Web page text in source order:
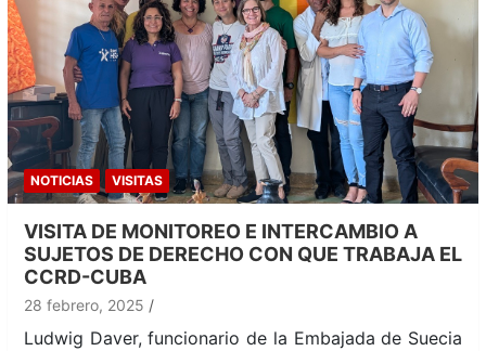
NOTICIAS VISITAS
VISITA DE MONITOREO E INTERCAMBIO A
SUJETOS DE DERECHO CON QUE TRABAJA EL
CCRD-CUBA
28 febrero, 2025
Ludwig Daver, funcionario de la Embajada de Suecia